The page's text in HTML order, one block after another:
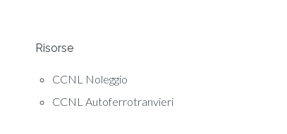
Risorse
CCNL Noleggio
CCNL Autoferrotranvieri